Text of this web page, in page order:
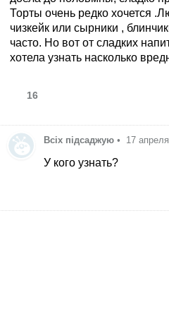
Торты очень редко хочется
чизкейк или сырники ,
часто. Но вот от сладких
хотела узнать насколько
16
Всіх підсаджую • 17
У кого узнать?